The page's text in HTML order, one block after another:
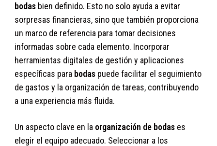
bodas bien definido. Esto no solo ayuda a evitar
sorpresas financieras, sino que también proporciona
un marco de referencia para tomar decisiones
informadas sobre cada elemento. Incorporar
herramientas digitales de gestión y aplicaciones
específicas para bodas puede facilitar el seguimiento
de gastos y la organización de tareas, contribuyendo
a una experiencia más fluida.
Un aspecto clave en la organización de bodas es
elegir el equipo adecuado. Seleccionar a los